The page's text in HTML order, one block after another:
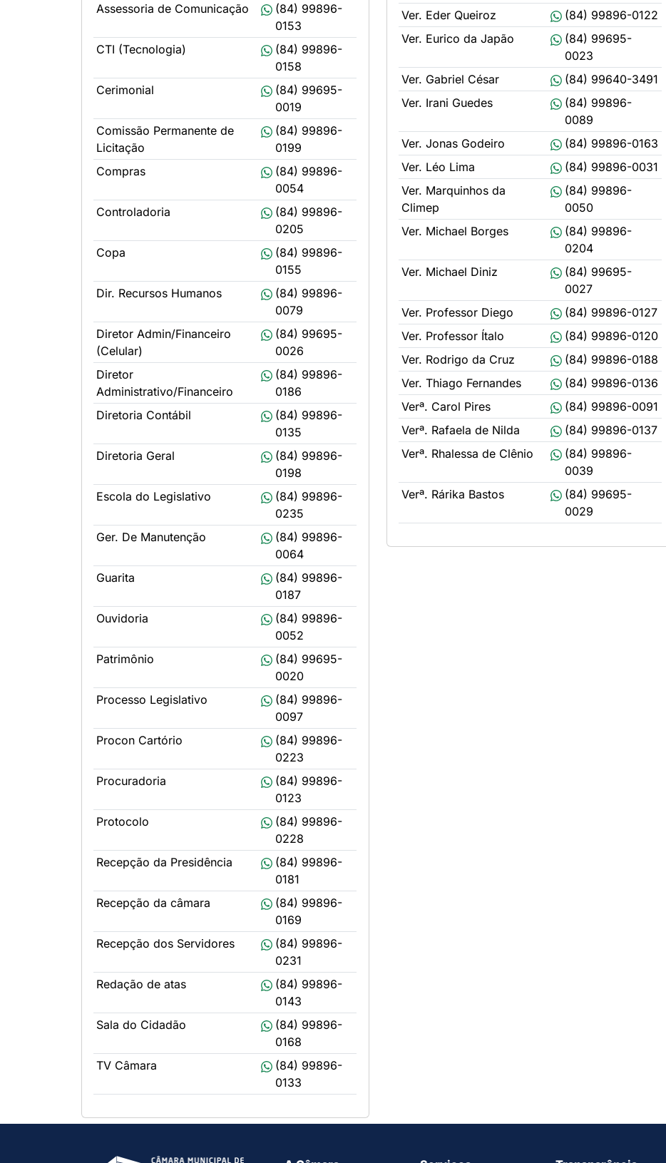
Assessoria de Comunicação
(84) 99896-
0153
CTI (Tecnologia)
(84) 99896-
0158
Cerimonial
(84) 99695-
0019
Comissão Permanente de
Licitação
(84) 99896-
0199
Compras
(84) 99896-
0054
Controladoria
(84) 99896-
0205
Copa
(84) 99896-
0155
Dir. Recursos Humanos
(84) 99896-
0079
Diretor Admin/Financeiro
(Celular)
(84) 99695-
0026
Diretor
Administrativo/Financeiro
(84) 99896-
0186
Diretoria Contábil
(84) 99896-
0135
Diretoria Geral
(84) 99896-
0198
Escola do Legislativo
(84) 99896-
0235
Ger. De Manutenção
(84) 99896-
0064
Guarita
(84) 99896-
0187
Ouvidoria
(84) 99896-
0052
Patrimônio
(84) 99695-
0020
Processo Legislativo
(84) 99896-
0097
Procon Cartório
(84) 99896-
0223
Procuradoria
(84) 99896-
0123
Protocolo
(84) 99896-
0228
Recepção da Presidência
(84) 99896-
0181
Recepção da câmara
(84) 99896-
0169
Recepção dos Servidores
(84) 99896-
0231
Redação de atas
(84) 99896-
0143
Sala do Cidadão
(84) 99896-
0168
TV Câmara
(84) 99896-
0133
Ver. Eder Queiroz
(84) 99896-0122
Ver. Eurico da Japão
(84) 99695-
0023
Ver. Gabriel César
(84) 99640-3491
Ver. Irani Guedes
(84) 99896-
0089
Ver. Jonas Godeiro
(84) 99896-0163
Ver. Léo Lima
(84) 99896-0031
Ver. Marquinhos da
Climep
(84) 99896-
0050
Ver. Michael Borges
(84) 99896-
0204
Ver. Michael Diniz
(84) 99695-
0027
Ver. Professor Diego
(84) 99896-0127
Ver. Professor Ítalo
(84) 99896-0120
Ver. Rodrigo da Cruz
(84) 99896-0188
Ver. Thiago Fernandes
(84) 99896-0136
Verª. Carol Pires
(84) 99896-0091
Verª. Rafaela de Nilda
(84) 99896-0137
Verª. Rhalessa de Clênio
(84) 99896-
0039
Verª. Rárika Bastos
(84) 99695-
0029